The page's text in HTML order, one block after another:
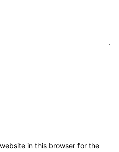
in this browser for the